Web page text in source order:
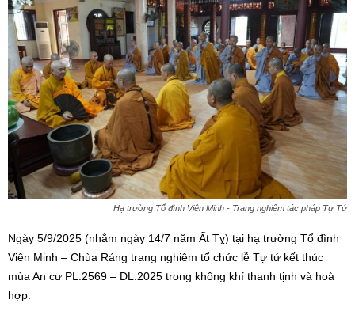
Hạ trường Tổ đình Viên Minh - Trang nghiêm tác pháp Tự Tứ
Ngày 5/9/2025 (nhằm ngày 14/7 năm Ất Tỵ) tại hạ trường Tổ đình
Viên Minh – Chùa Ráng trang nghiêm tổ chức lễ Tự tứ kết thúc
mùa An cư PL.2569 – DL.2025 trong không khí thanh tịnh và hoà
hợp.